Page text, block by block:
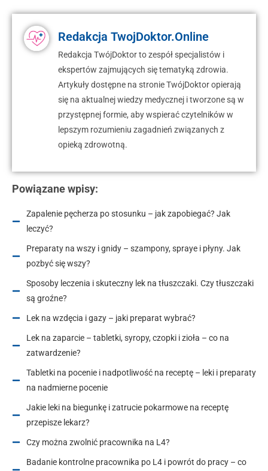
Redakcja TwojDoktor.Online
Redakcja TwójDoktor to zespół specjalistów i
ekspertów zajmujących się tematyką zdrowia.
Artykuły dostępne na stronie TwójDoktor opierają
się na aktualnej wiedzy medycznej i tworzone są w
przystępnej formie, aby wspierać czytelników w
lepszym rozumieniu zagadnień związanych z
opieką zdrowotną.
Powiązane wpisy:
Zapalenie pęcherza po stosunku – jak zapobiegać? Jak
leczyć?
Preparaty na wszy i gnidy – szampony, spraye i płyny. Jak
pozbyć się wszy?
Sposoby leczenia i skuteczny lek na tłuszczaki. Czy tłuszczaki
są groźne?
Lek na wzdęcia i gazy – jaki preparat wybrać?
Lek na zaparcie – tabletki, syropy, czopki i zioła – co na
zatwardzenie?
Tabletki na pocenie i nadpotliwość na receptę – leki i preparaty
na nadmierne pocenie
Jakie leki na biegunkę i zatrucie pokarmowe na receptę
przepisze lekarz?
Czy można zwolnić pracownika na L4?
Badanie kontrolne pracownika po L4 i powrót do pracy – co